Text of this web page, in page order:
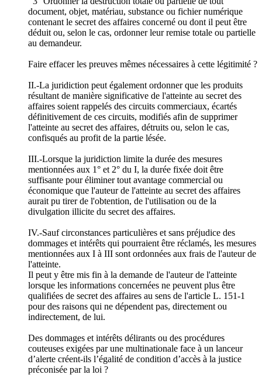
document, objet, matériau, substance ou fichier numérique
contenant le secret des affaires concerné ou dont il peut être
déduit ou, selon le cas, ordonner leur remise totale ou partielle
au demandeur.
Faire effacer les preuves mêmes nécessaires à cette légitimité ?
II.-La juridiction peut également ordonner que les produits
résultant de manière significative de l'atteinte au secret des
affaires soient rappelés des circuits commerciaux, écartés
définitivement de ces circuits, modifiés afin de supprimer
l'atteinte au secret des affaires, détruits ou, selon le cas,
confisqués au profit de la partie lésée.
III.-Lorsque la juridiction limite la durée des mesures
mentionnées aux 1° et 2° du I, la durée fixée doit être
suffisante pour éliminer tout avantage commercial ou
économique que l'auteur de l'atteinte au secret des affaires
aurait pu tirer de l'obtention, de l'utilisation ou de la
divulgation illicite du secret des affaires.
IV.-Sauf circonstances particulières et sans préjudice des
dommages et intérêts qui pourraient être réclamés, les mesures
mentionnées aux I à III sont ordonnées aux frais de l'auteur de
l'atteinte.
Il peut y être mis fin à la demande de l'auteur de l'atteinte
lorsque les informations concernées ne peuvent plus être
qualifiées de secret des affaires au sens de l'article L. 151-1
pour des raisons qui ne dépendent pas, directement ou
indirectement, de lui.
Des dommages et intérêts délirants ou des procédures
couteuses exigées par une multinationale face à un lanceur
d’alerte créent-ils l’égalité de condition d’accès à la justice
préconisée par la loi ?